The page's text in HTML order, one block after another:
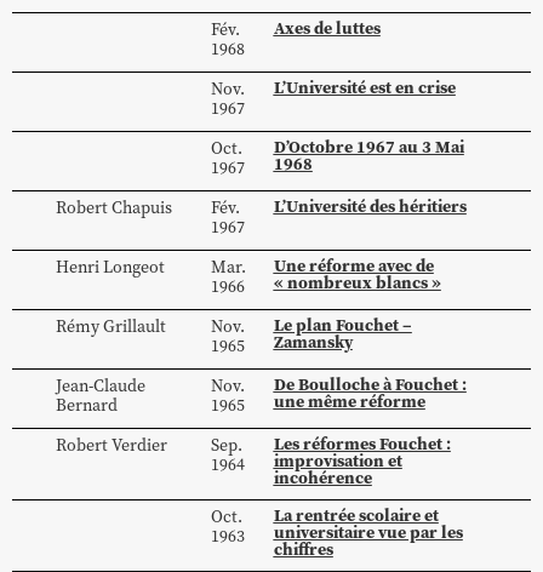
Fév.
1968
Axes de luttes
Nov.
1967
L’Université est en crise
Oct.
1967
D’Octobre 1967 au 3 Mai
1968
RobertChapuis
Fév.
1967
L’Université des héritiers
HenriLongeot
Mar.
1966
Une réforme avec de
« nombreux blancs »
RémyGrillault
Nov.
1965
Le plan Fouchet –
Zamansky
Jean-Claude
Bernard
Nov.
1965
De Boulloche à Fouchet :
une même réforme
RobertVerdier
Sep.
1964
Les réformes Fouchet :
improvisation et
incohérence
Oct.
1963
La rentrée scolaire et
universitaire vue par les
chiffres